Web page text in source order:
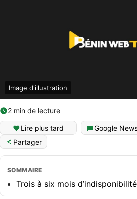
Image d'illustration
2 min de lecture
Lire plus tard Google News
Partager
SOMMAIRE
Trois à six mois d’indisponibilité